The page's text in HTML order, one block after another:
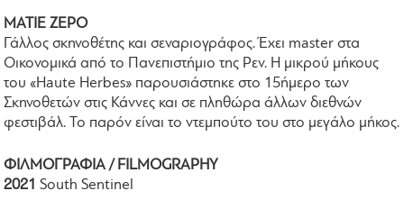
ΜΑΤΙΕ ΖΕΡΟ
Γάλλος σκηνοθέτης και σεναριογράφος. Έχει master στα
Οικονομικά από το Πανεπιστήμιο της Ρεν. Η μικρού μήκους
του «Haute Herbes» παρουσιάστηκε στο 15ήμερο των
Σκηνοθετών στις Κάννες και σε πληθώρα άλλων διεθνών
φεστιβάλ. Το παρόν είναι το ντεμπούτο του στο μεγάλο μήκος.
ΦΙΛΜΟΓΡΑΦΙΑ / FILMOGRAPHY
2021 South Sentinel